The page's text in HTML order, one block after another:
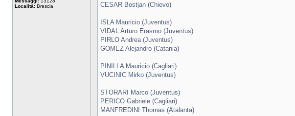
Località: Brescia
CESAR Bostjan (Chievo)
ISLA Mauricio (Juventus)
VIDAL Arturo Erasmo (Juventus)
PIRLO Andrea (Juventus)
GOMEZ Alejandro (Catania)
PINILLA Mauricio (Cagliari)
VUCINIC Mirko (Juventus)
STORARI Marco (Juventus)
PERICO Gabriele (Cagliari)
MANFREDINI Thomas (Atalanta)